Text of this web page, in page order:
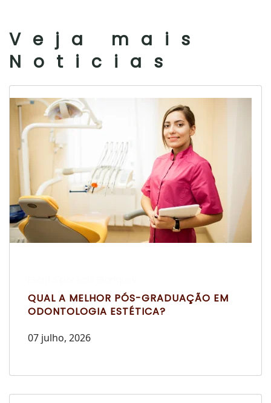
Veja mais
Noticias
QUAL A MELHOR PÓS-GRADUAÇÃO EM
ODONTOLOGIA ESTÉTICA?
07 julho, 2026